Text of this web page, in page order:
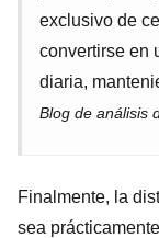
exclusivo de
convertirse en
diaria,
Blog de análisis
Finalmente, la
sea